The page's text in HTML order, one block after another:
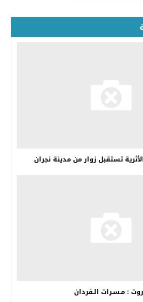
تستقبل زوار من مدينة نجران
: مـسـرات الـفردان